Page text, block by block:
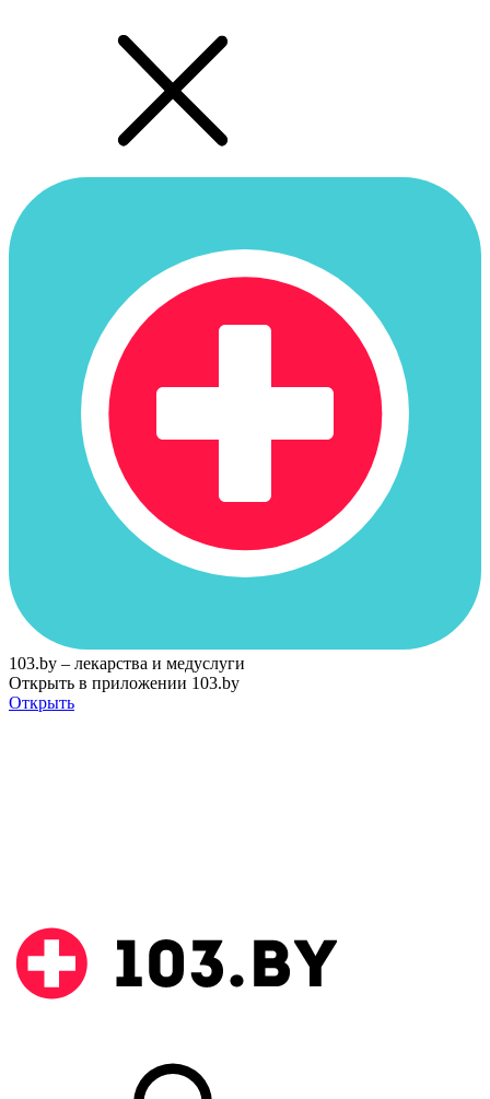
103.by – лекарства и медуслуги
Открыть в приложении 103.by
Открыть